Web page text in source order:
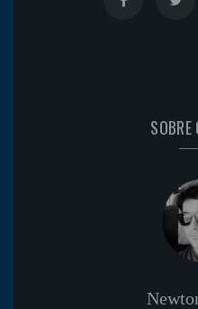
SOBRE